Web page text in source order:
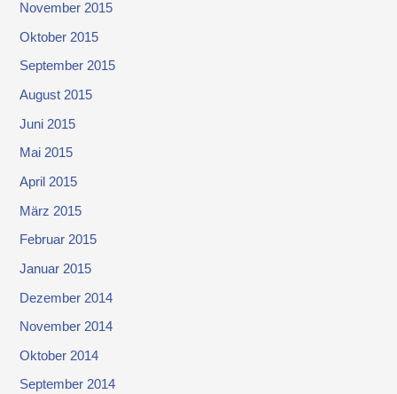
November 2015
Oktober 2015
September 2015
August 2015
Juni 2015
Mai 2015
April 2015
März 2015
Februar 2015
Januar 2015
Dezember 2014
November 2014
Oktober 2014
September 2014